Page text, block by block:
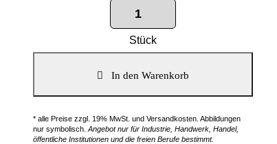
Stück
* alle Preise zzgl. 19% MwSt. und Versandkosten. Abbildungen
nur symbolisch. Angebot nur für Industrie, Handwerk, Handel,
öffentliche Institutionen und die freien Berufe bestimmt.